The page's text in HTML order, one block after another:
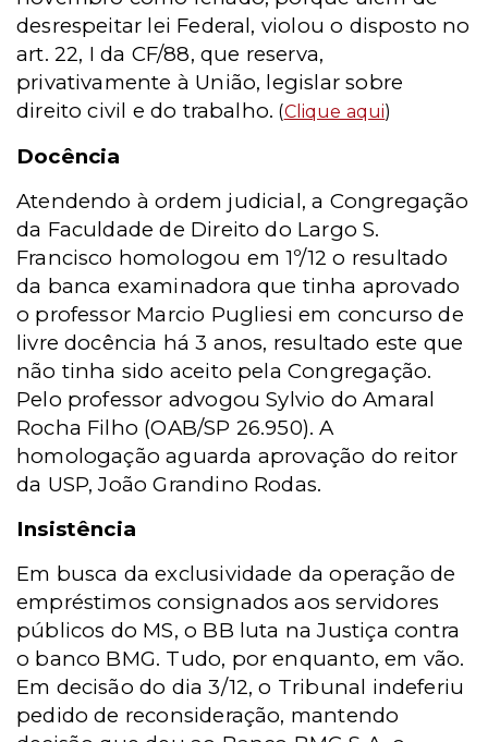
desrespeitar lei Federal, violou o disposto no
art. 22, I da CF/88, que reserva,
privativamente à União, legislar sobre
direito civil e do trabalho. (Clique aqui)
Docência
Atendendo à ordem judicial, a Congregação
da Faculdade de Direito do Largo S.
Francisco homologou em 1º/12 o resultado
da banca examinadora que tinha aprovado
o professor Marcio Pugliesi em concurso de
livre docência há 3 anos, resultado este que
não tinha sido aceito pela Congregação.
Pelo professor advogou Sylvio do Amaral
Rocha Filho (OAB/SP 26.950). A
homologação aguarda aprovação do reitor
da USP, João Grandino Rodas.
Insistência
Em busca da exclusividade da operação de
empréstimos consignados aos servidores
públicos do MS, o BB luta na Justiça contra
o banco BMG. Tudo, por enquanto, em vão.
Em decisão do dia 3/12, o Tribunal indeferiu
pedido de reconsideração, mantendo